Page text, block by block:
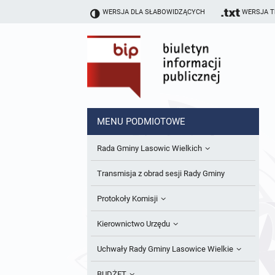
WERSJA DLA SŁABOWIDZĄCYCH WERSJA
MENU PODMIOTOWE
Rada Gminy Lasowic Wielkich
Sesje Rady Gminy
Skład Rady Gminy
Interpelacje i Zapytania Radnych
Komisje Rady Gminy i informacja o
Transmisja z obrad sesji Rady Gminy
Protokoły Komisji
Komisja Budżetu i Finansów
Komisja Oświatowa
Kierownictwo Urzędu
Wójt
Uchwały Rady Gminy Lasowice Wielkie